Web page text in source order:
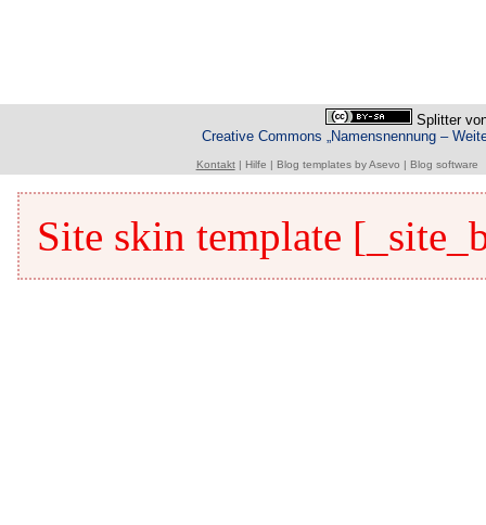
Splitter
Creative Commons „Namensnennung –
Kontakt| Hilfe Blog templatesbyAsevo Blog software
Site skin template